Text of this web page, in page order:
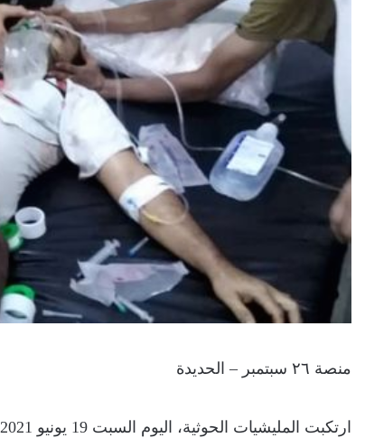
منصة ٢٦ سبتمبر – الحديدة